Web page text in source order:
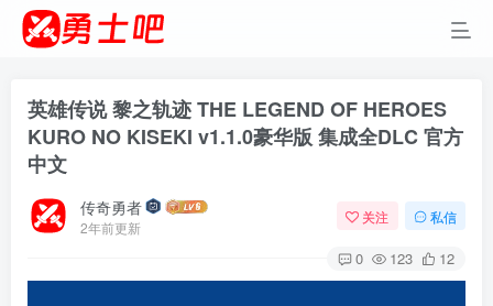
英雄传说 黎之轨迹 THE LEGEND OF HEROES
KURO NO KISEKI v1.1.0豪华版 集成全DLC 官方
中文
传奇勇者
2年前更新
关注 私信
0 123 12